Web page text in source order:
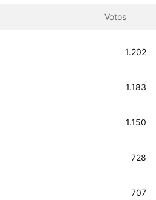
Votos
1.202
1.183
1.150
728
707